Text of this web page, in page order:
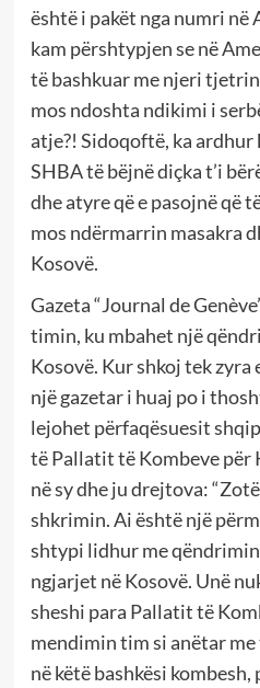
është i pakët nga numri në
kam përshtypjen se në
të bashkuar me njeri tjetrin
mos ndoshta ndikimi i
atje?! Sidoqoftë, ka ardhur
SHBA të bëjnë diçka t’i
dhe atyre që e pasojnë që
mos ndërmarrin masakra
Kosovë.
Gazeta “Journal de
timin, ku mbahet një
Kosovë. Kur shkoj tek
një gazetar i huaj po i
lejohet përfaqësuesit
të Pallatit të Kombeve për
në sy dhe ju drejtova:
shkrimin. Ai është një
shtypi lidhur me
ngjarjet në Kosovë. Unë
sheshi para Pallatit të
mendimin tim si anëtar
në këtë bashkësi